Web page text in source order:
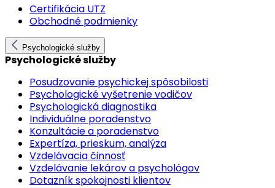
Certifikácia UTZ
Obchodné podmienky
Psychologické služby
Psychologické služby
Posudzovanie psychickej spôsobilosti
Psychologické vyšetrenie vodičov
Psychologická diagnostika
Individuálne poradenstvo
Konzultácie a poradenstvo
Expertíza, prieskum, analýza
Vzdelávacia činnosť
Vzdelávanie lekárov a psychológov
Dotazník spokojnosti klientov